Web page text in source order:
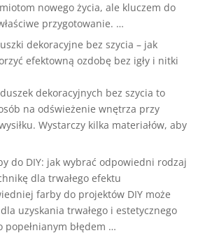
nowego życia, ale kluczem do
przygotowanie. …
dekoracyjne bez szycia – jak
efektowną ozdobę bez igły i nitki
dekoracyjnych bez szycia to
na odświeżenie wnętrza przy
Wystarczy kilka materiałów, aby
do DIY: jak wybrać odpowiedni rodzaj
dla trwałego efektu
farby do projektów DIY może
uzyskania trwałego i estetycznego
popełnianym błędem …